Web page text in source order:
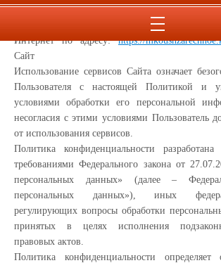
муниципального района Кабардино-
– Администрация Сайта) применяется при
Интернет по адресу:https://
Сайт
Использование сервисов Сайта означает
Пользователя с настоящей Политикой и
условиями обработки его персональной
несогласия с этими условиями Пользователь
от использования сервисов.
Политика конфиденциальности
требованиями Федерального закона от
персональных данных» (далее –
персональных данных»), иных
регулирующих вопросы обработки
принятых в целях исполнения
правовых актов.
Политика конфиденциальности